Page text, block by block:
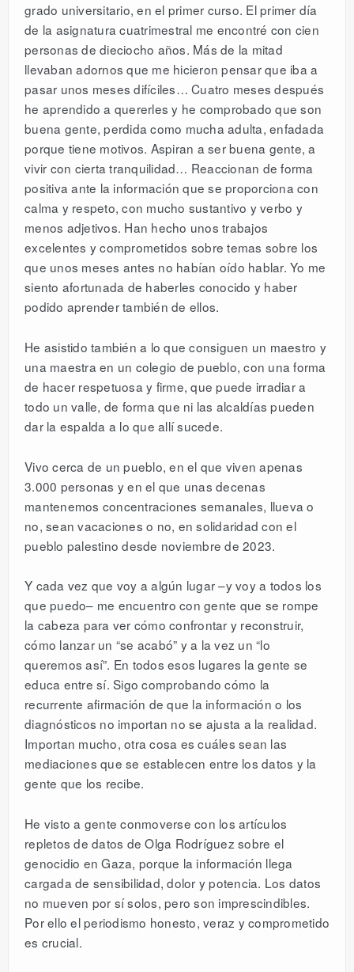
grado universitario, en el primer curso. El primer día
de la asignatura cuatrimestral me encontré con cien
personas de dieciocho años. Más de la mitad
llevaban adornos que me hicieron pensar que iba a
pasar unos meses difíciles… Cuatro meses después
he aprendido a quererles y he comprobado que son
buena gente, perdida como mucha adulta, enfadada
porque tiene motivos. Aspiran a ser buena gente, a
vivir con cierta tranquilidad… Reaccionan de forma
positiva ante la información que se proporciona con
calma y respeto, con mucho sustantivo y verbo y
menos adjetivos. Han hecho unos trabajos
excelentes y comprometidos sobre temas sobre los
que unos meses antes no habían oído hablar. Yo me
siento afortunada de haberles conocido y haber
podido aprender también de ellos.
He asistido también a lo que consiguen un maestro y
una maestra en un colegio de pueblo, con una forma
de hacer respetuosa y firme, que puede irradiar a
todo un valle, de forma que ni las alcaldías pueden
dar la espalda a lo que allí sucede.
Vivo cerca de un pueblo, en el que viven apenas
3.000 personas y en el que unas decenas
mantenemos concentraciones semanales, llueva o
no, sean vacaciones o no, en solidaridad con el
pueblo palestino desde noviembre de 2023.
Y cada vez que voy a algún lugar –y voy a todos los
que puedo– me encuentro con gente que se rompe
la cabeza para ver cómo confrontar y reconstruir,
cómo lanzar un “se acabó” y a la vez un “lo
queremos así”. En todos esos lugares la gente se
educa entre sí. Sigo comprobando cómo la
recurrente afirmación de que la información o los
diagnósticos no importan no se ajusta a la realidad.
Importan mucho, otra cosa es cuáles sean las
mediaciones que se establecen entre los datos y la
gente que los recibe.
He visto a gente conmoverse con los artículos
repletos de datos de Olga Rodríguez sobre el
genocidio en Gaza, porque la información llega
cargada de sensibilidad, dolor y potencia. Los datos
no mueven por sí solos, pero son imprescindibles.
Por ello el periodismo honesto, veraz y comprometido
es crucial.